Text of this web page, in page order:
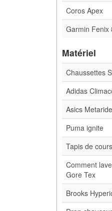
Coros Apex
Garmin Fenix
Matériel
Chaussettes
Adidas
Asics Metaride
Puma ignite
Tapis de
Comment
Gore Tex
Brooks